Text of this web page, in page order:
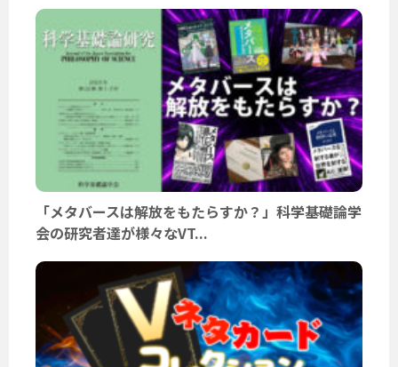
「メタバースは解放をもたらすか？」科学基礎論学
会の研究者達が様々なVT...